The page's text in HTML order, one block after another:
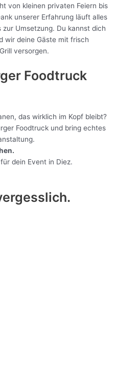
von kleinen privaten Feiern bis
unserer Erfahrung läuft alles
zur Umsetzung. Du kannst dich
wir deine Gäste mit frisch
versorgen.
Foodtruck
das wirklich im Kopf bleibt?
Foodtruck und bring echtes
dein Event in Diez.